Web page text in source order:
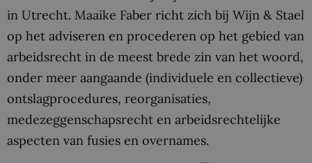
in Utrecht. Maaike Faber richt zich bij Wijn & Stael
op het adviseren en procederen op het gebied van
arbeidsrecht in de meest brede zin van het woord,
onder meer aangaande (individuele en collectieve)
ontslagprocedures, reorganisaties,
medezeggenschapsrecht en arbeidsrechtelijke
aspecten van fusies en overnames.